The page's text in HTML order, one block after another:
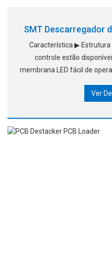
SMT Descarregador
Característica ▶ Estrutura
controle estão
membrana LED fácil de
garantir a posição
Ver